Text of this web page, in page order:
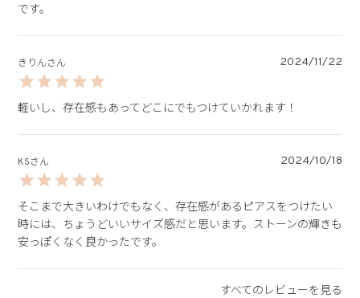
です。
きりん 2024/11/22
軽いし、存在感もあってどこにでもつけていかれます！
KS 2024/10/18
そこまで大きいわけでもなく、存在感があるピアスをつけたい
時には、ちょうどいいサイズ感だと思います。ストーンの輝きも
安っぽくなく良かったです。